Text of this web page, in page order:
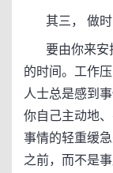
其三， 做时
要由你来安
的时间。工作
人士总是感到
你自己主动地
事情的轻重缓
之前，而不是事